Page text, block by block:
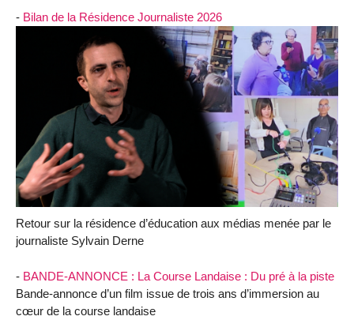
- Bilan de la Résidence Journaliste 2026
Retour sur la résidence d’éducation aux médias menée par le
journaliste Sylvain Derne
- BANDE-ANNONCE : La Course Landaise : Du pré à la piste
Bande-annonce d’un film issue de trois ans d’immersion au
cœur de la course landaise